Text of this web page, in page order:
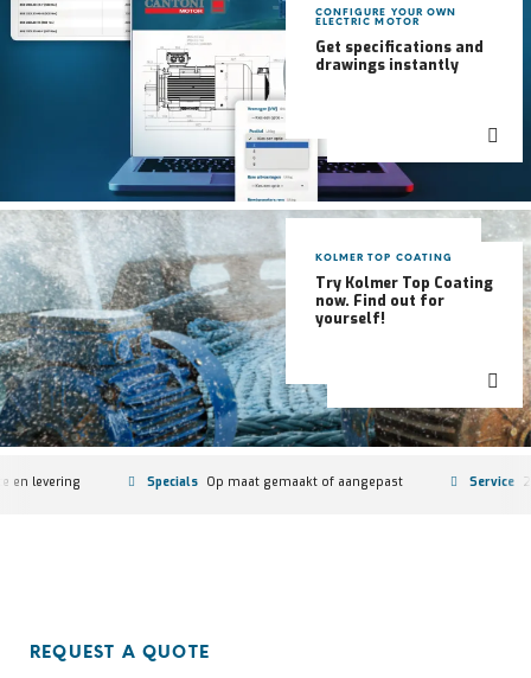
CONFIGURE YOUR OWN
ELECTRIC MOTOR
Get specifications and
drawings instantly
KOLMER TOP COATING
Try Kolmer Top Coating
now. Find out for
yourself!
en levering Specials Op maat gemaakt of aangepast Service
REQUEST A QUOTE